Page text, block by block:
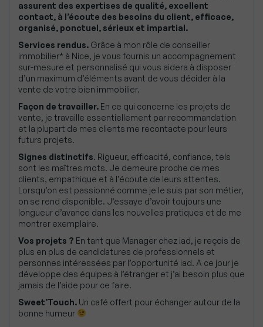
assurent des expertises de qualité, excellent
contact, à l’écoute des besoins du client, efficace,
organisé, ponctuel, sérieux et impartial.
Services rendus. Grâce à mon rôle de conseiller
immobilier* à Nice, je vous fournis un accompagnement
sur-mesure et personnalisé qui vous aidera à disposer
d’un maximum d’éléments avant de vous décider à la
vente de votre bien immobilier.
Façon de travailler. En ce qui concerne les projets de
vente, je travaille essentiellement par recommandation
et la plupart de mes clients me recontacte pour leurs
futurs projets.
Signes distinctifs. Rigueur, efficacité, confiance, tels
sont les maîtres mots. Je demeure proche de mes
clients, empathique et à l’écoute de leurs attentes.
Lorsqu’on est passionné comme je le suis par son métier,
on se rend disponible. J’essaye d’avoir toujours une
longueur d’avance dans les nouvelles pratiques et de me
montrer exemplaire.
Vos projets ? En tant que Manager chez iad, je reçois de
plus en plus de candidatures de professionnels et
personnes intéressées par l’opportunité iad. A ce jour je
développe des équipes à l’étranger et j’ai besoin plus que
jamais de l’aide pour ce faire.
Sweet’Touch. Un café offert pour échanger autour de la
bonne humeur